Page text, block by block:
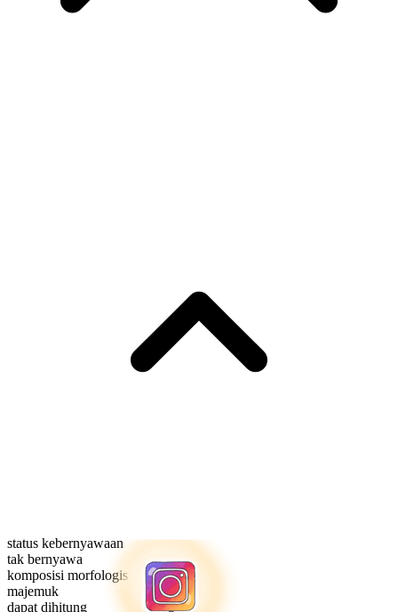
status kebernyawaan
tak bernyawa
komposisi morfologis
majemuk
dapat dihitung